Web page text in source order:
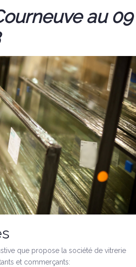
au 09
que propose la société de vitrerie
et commerçants: